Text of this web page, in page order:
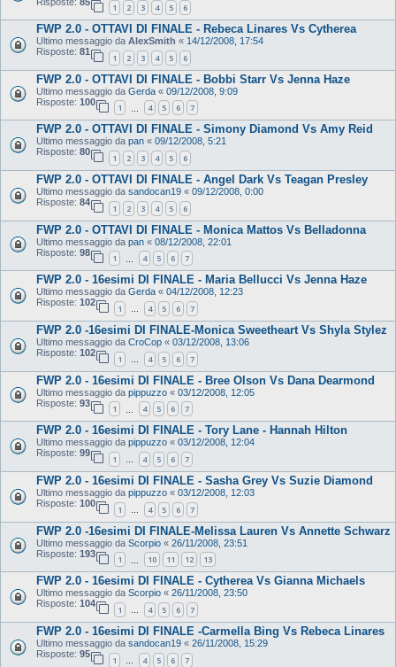
1 2 3 4 5 6
FWP 2.0 - OTTAVI DI FINALE - Rebeca Linares Vs Cytherea
Ultimo messaggio da AlexSmith « 14/12/2008, 17:54
Risposte: 81
1 2 3 4 5 6
FWP 2.0 - OTTAVI DI FINALE - Bobbi Starr Vs Jenna Haze
Ultimo messaggio da Gerda « 09/12/2008, 9:09
Risposte: 100
1 4 5 6 7
FWP 2.0 - OTTAVI DI FINALE - Simony Diamond Vs Amy Reid
Ultimo messaggio da pan « 09/12/2008, 5:21
Risposte: 80
1 2 3 4 5 6
FWP 2.0 - OTTAVI DI FINALE - Angel Dark Vs Teagan Presley
Ultimo messaggio da sandocan19 « 09/12/2008, 0:00
Risposte: 84
1 2 3 4 5 6
FWP 2.0 - OTTAVI DI FINALE - Monica Mattos Vs Belladonna
Ultimo messaggio da pan « 08/12/2008, 22:01
Risposte: 98
1 4 5 6 7
FWP 2.0 - 16esimi DI FINALE - Maria Bellucci Vs Jenna Haze
Ultimo messaggio da Gerda « 04/12/2008, 12:23
Risposte: 102
1 … 4 5 6 7
FWP 2.0 -16esimi DI FINALE-Monica Sweetheart Vs Shyla Stylez
Ultimo messaggio da CroCop « 03/12/2008, 13:06
Risposte: 102
1 … 4 5 6 7
FWP 2.0 - 16esimi DI FINALE - Bree Olson Vs Dana Dearmond
Ultimo messaggio da pippuzzo « 03/12/2008, 12:05
Risposte: 93
1 4 5 6 7
FWP 2.0 - 16esimi DI FINALE - Tory Lane - Hannah Hilton
Ultimo messaggio da pippuzzo « 03/12/2008, 12:04
Risposte: 99
1 … 4 5 6 7
FWP 2.0 - 16esimi DI FINALE - Sasha Grey Vs Suzie Diamond
Ultimo messaggio da pippuzzo « 03/12/2008, 12:03
Risposte: 100
1 … 4 5 6 7
FWP 2.0 -16esimi DI FINALE-Melissa Lauren Vs Annette Schwarz
Ultimo messaggio da Scorpio « 26/11/2008, 23:51
Risposte: 193
1 10 11 12 13
FWP 2.0 - 16esimi DI FINALE - Cytherea Vs Gianna Michaels
Ultimo messaggio da Scorpio « 26/11/2008, 23:50
Risposte: 104
1 … 4 5 6 7
FWP 2.0 - 16esimi DI FINALE -Carmella Bing Vs Rebeca Linares
Ultimo messaggio da sandocan19 « 26/11/2008, 15:29
Risposte: 95
1 4 5 6 7